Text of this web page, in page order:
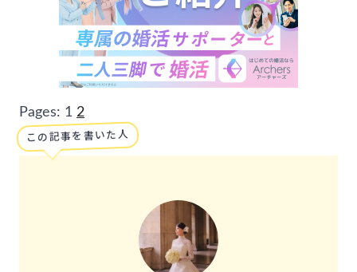
Pages: 1 2
この記事を書いた人